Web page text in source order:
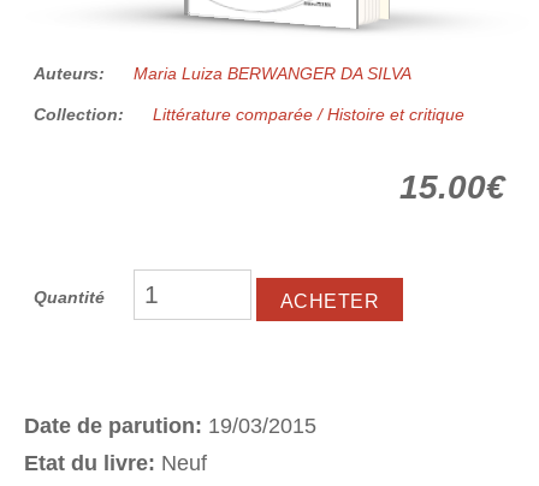
Auteurs: Maria Luiza BERWANGER DA SILVA
Collection: Littérature comparée / Histoire et critique
15.00€
Quantité
Date de parution: 19/03/2015
Etat du livre: Neuf